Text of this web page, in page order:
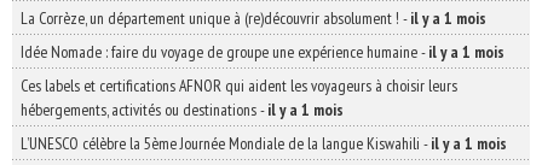
La Corrèze, un département unique à (re)découvrir absolument ! -il y a 1 mois
Idée Nomade : faire du voyage de groupe une expérience humaine-il y a 1 mois
Ces labels et certifications AFNOR qui aident les voyageurs à choisir leurs
hébergements, activités ou destinations-il y a 1 mois
L’UNESCO célèbre la 5ème Journée Mondiale de la langue Kiswahili -il y a 1 mois